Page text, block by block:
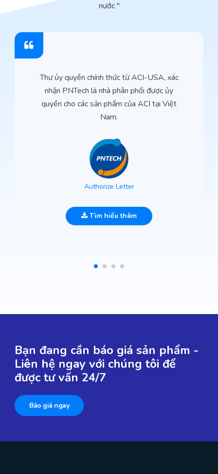
nước "
Thư ủy quyền chính thức từ ACI-USA, xác
nhận PNTech là nhà phân phối được ủy
quyền cho các sản phẩm của ACI tại Việt
Nam.
Authorize Letter
Tìm hiểu thêm
Bạn đang cần báo giá sản phẩm -
Liên hệ ngay với chúng tôi để
được tư vấn 24/7
Báo giá ngay